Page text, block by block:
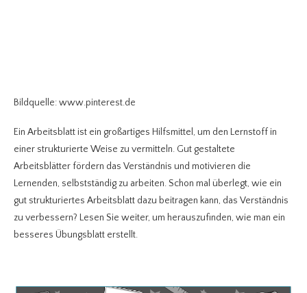
Bildquelle: www.pinterest.de
Ein Arbeitsblatt ist ein großartiges Hilfsmittel, um den Lernstoff in
einer strukturierte Weise zu vermitteln. Gut gestaltete
Arbeitsblätter fördern das Verständnis und motivieren die
Lernenden, selbstständig zu arbeiten. Schon mal überlegt, wie ein
gut strukturiertes Arbeitsblatt dazu beitragen kann, das Verständnis
zu verbessern? Lesen Sie weiter, um herauszufinden, wie man ein
besseres Übungsblatt erstellt.